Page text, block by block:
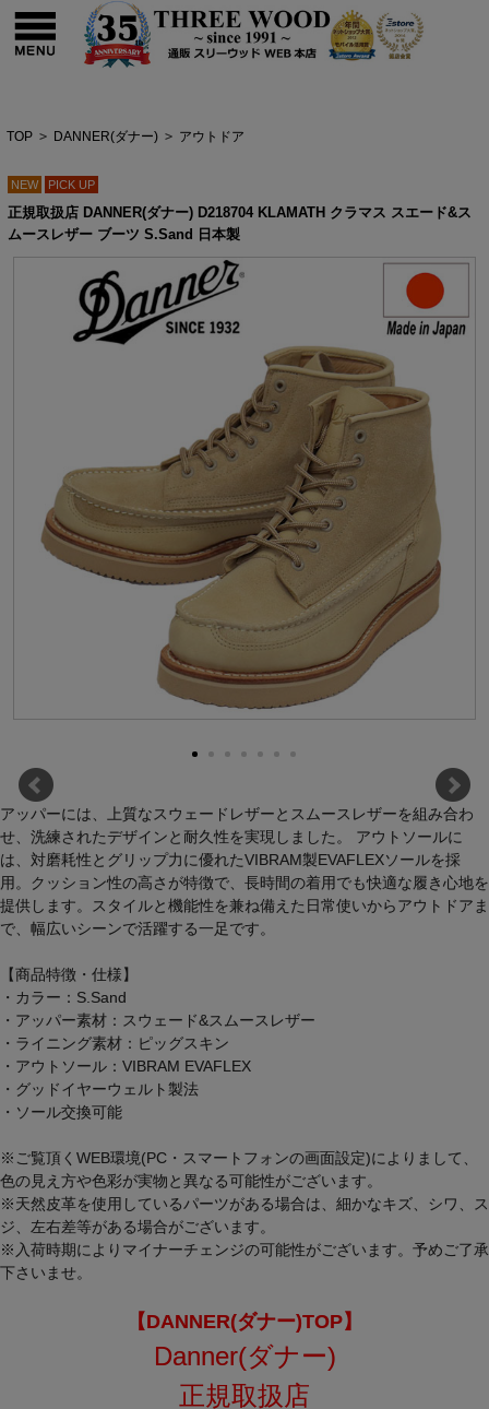
TOP > DANNER(ダナー) > アウトドア
NEW PICK UP
正規取扱店 DANNER(ダナー) D218704 KLAMATH クラマス スエード&ス
ムースレザー ブーツ S.Sand 日本製
アッパーには、上質なスウェードレザーとスムースレザーを組み合わ
せ、洗練されたデザインと耐久性を実現しました。 アウトソールに
は、対磨耗性とグリップ力に優れたVIBRAM製EVAFLEXソールを採
用。クッション性の高さが特徴で、長時間の着用でも快適な履き心地を
提供します。スタイルと機能性を兼ね備えた日常使いからアウトドアま
で、幅広いシーンで活躍する一足です。
【商品特徴・仕様】
・カラー：S.Sand
・アッパー素材：スウェード&スムースレザー
・ライニング素材：ピッグスキン
・アウトソール：VIBRAM EVAFLEX
・グッドイヤーウェルト製法
・ソール交換可能
※ご覧頂くWEB環境(PC・スマートフォンの画面設定)によりまして、
色の見え方や色彩が実物と異なる可能性がございます。
※天然皮革を使用しているパーツがある場合は、細かなキズ、シワ、ス
ジ、左右差等がある場合がございます。
※入荷時期によりマイナーチェンジの可能性がございます。予めご了承
下さいませ。
【DANNER(ダナー)TOP】
Danner(ダナー)
正規取扱店